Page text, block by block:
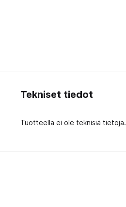
Tekniset tiedot
Tuotteella ei ole teknisiä tietoja.